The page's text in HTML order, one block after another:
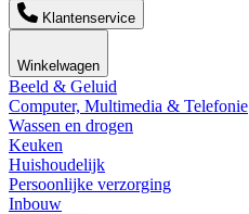
Klantenservice
Winkelwagen
Beeld & Geluid
Computer, Multimedia & Telefonie
Wassen en drogen
Keuken
Huishoudelijk
Persoonlijke verzorging
Inbouw